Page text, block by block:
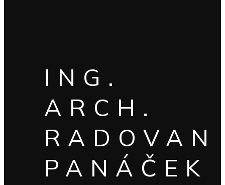
ING.
ARCH.
RADOVAN
PANÁČEK